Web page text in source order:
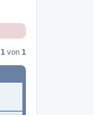
1 von 1